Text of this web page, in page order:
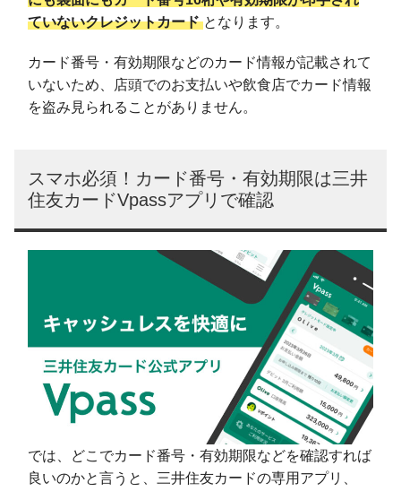
ていないクレジットカード となります。
カード番号・有効期限などのカード情報が記載されて
いないため、店頭でのお支払いや飲食店でカード情報
を盗み見られることがありません。
スマホ必須！カード番号・有効期限は三井
住友カードVpassアプリで確認
では、どこでカード番号・有効期限などを確認すれば
良いのかと言うと、三井住友カードの専用アプリ、